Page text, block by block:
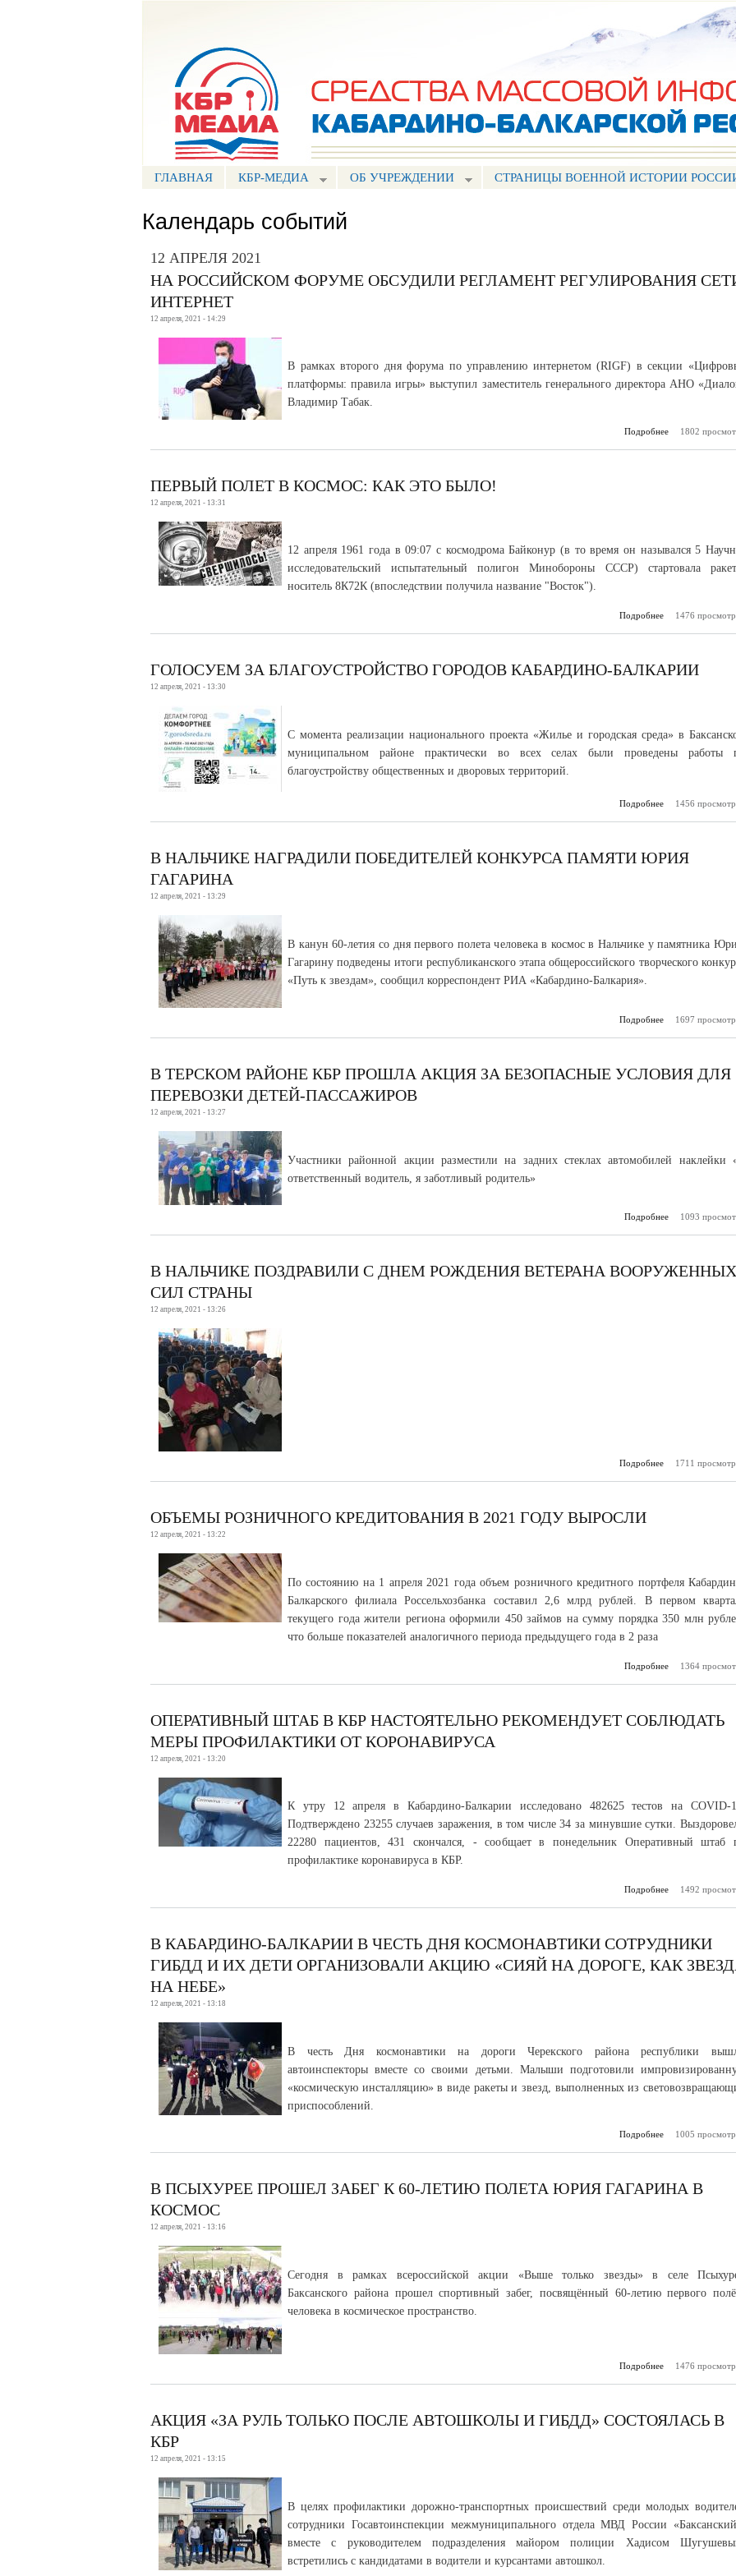
ГЛАВНАЯ КБР-МЕДИА ОБ УЧРЕЖДЕНИИ СТРАНИЦЫ ВОЕННОЙ ИСТОРИИ
Календарь событий
12 АПРЕЛЯ 2021
НА РОССИЙСКОМ ФОРУМЕ ОБСУДИЛИ РЕГЛАМЕНТ РЕГУЛИРОВАНИЯ
ИНТЕРНЕТ
12 апреля, 2021 - 14:29
В рамках второго дня форума по управлению интернетом (RIGF) в секции
платформы: правила игры» выступил заместитель генерального директора АНО
Владимир Табак.
Подробнее
о На
1802
ПЕРВЫЙ ПОЛЕТ В КОСМОС: КАК ЭТО БЫЛО!
12 апреля, 2021 - 13:31
12 апреля 1961 года в 09:07 с космодрома Байконур (в то время он назывался 5
исследовательский испытательный полигон Минобороны СССР) стартовала
носитель 8К72К (впоследствии получила название "Восток").
Подробнее
о Первый полет в
1476
ГОЛОСУЕМ ЗА БЛАГОУСТРОЙСТВО ГОРОДОВ КАБАРДИНО-БАЛКАРИИ
12 апреля, 2021 - 13:30
С момента реализации национального проекта «Жилье и городская среда» в
муниципальном районе практически во всех селах были проведены работы
благоустройству общественных и дворовых территорий.
Подробнее
о
1456
В НАЛЬЧИКЕ НАГРАДИЛИ ПОБЕДИТЕЛЕЙ КОНКУРСА ПАМЯТИ ЮРИЯ
ГАГАРИНА
12 апреля, 2021 - 13:29
В канун 60-летия со дня первого полета человека в космос в Нальчике у памятника
Гагарину подведены итоги республиканского этапа общероссийского творческого
«Путь к звездам», сообщил корреспондент РИА «Кабардино-Балкария».
Подробнее
о В Нальчике
1697
В ТЕРСКОМ РАЙОНЕ КБР ПРОШЛА АКЦИЯ ЗА БЕЗОПАСНЫЕ УСЛОВИЯ ДЛЯ
ПЕРЕВОЗКИ ДЕТЕЙ-ПАССАЖИРОВ
12 апреля, 2021 - 13:27
Участники районной акции разместили на задних стеклах автомобилей наклейки
ответственный водитель, я заботливый родитель»
Подробнее о В Терском
1093
В НАЛЬЧИКЕ ПОЗДРАВИЛИ С ДНЕМ РОЖДЕНИЯ ВЕТЕРАНА ВООРУЖЕННЫХ
СИЛ СТРАНЫ
12 апреля, 2021 - 13:26
Подробнее
о В Нальчике
1711
ОБЪЕМЫ РОЗНИЧНОГО КРЕДИТОВАНИЯ В 2021 ГОДУ ВЫРОСЛИ
12 апреля, 2021 - 13:22
По состоянию на 1 апреля 2021 года объем розничного кредитного портфеля
Балкарского филиала Россельхозбанка составил 2,6 млрд рублей. В первом
текущего года жители региона оформили 450 займов на сумму порядка 350 млн
что больше показателей аналогичного периода предыдущего года в 2 раза
Подробнее
о Объемы
1364
ОПЕРАТИВНЫЙ ШТАБ В КБР НАСТОЯТЕЛЬНО РЕКОМЕНДУЕТ СОБЛЮДАТЬ
МЕРЫ ПРОФИЛАКТИКИ ОТ КОРОНАВИРУСА
12 апреля, 2021 - 13:20
К утру 12 апреля в Кабардино-Балкарии исследовано 482625 тестов на COVID-
Подтверждено 23255 случаев заражения, в том числе 34 за минувшие сутки.
22280 пациентов, 431 скончался, - сообщает в понедельник Оперативный штаб
профилактике коронавируса в КБР.
Подробнее
о
1492
В КАБАРДИНО-БАЛКАРИИ В ЧЕСТЬ ДНЯ КОСМОНАВТИКИ СОТРУДНИКИ
ГИБДД И ИХ ДЕТИ ОРГАНИЗОВАЛИ АКЦИЮ «СИЯЙ НА ДОРОГЕ, КАК
НА НЕБЕ»
12 апреля, 2021 - 13:18
В честь Дня космонавтики на дороги Черекского района республики
автоинспекторы вместе со своими детьми. Малыши подготовили
«космическую инсталляцию» в виде ракеты и звезд, выполненных из
приспособлений.
Подробнее
о В Кабардино-
«Сияй на
1005
В ПСЫХУРЕЕ ПРОШЕЛ ЗАБЕГ К 60-ЛЕТИЮ ПОЛЕТА ЮРИЯ ГАГАРИНА В
КОСМОС
12 апреля, 2021 - 13:16
Сегодня в рамках всероссийской акции «Выше только звезды» в селе
Баксанского района прошел спортивный забег, посвящённый 60-летию первого
человека в космическое пространство.
Подробнее
о В Псыхурее
1476
АКЦИЯ «ЗА РУЛЬ ТОЛЬКО ПОСЛЕ АВТОШКОЛЫ И ГИБДД» СОСТОЯЛАСЬ В
КБР
12 апреля, 2021 - 13:15
В целях профилактики дорожно-транспортных происшествий среди молодых
сотрудники Госавтоинспекции межмуниципального отдела МВД России
вместе с руководителем подразделения майором полиции Хадисом
встретились с кандидатами в водители и курсантами автошкол.